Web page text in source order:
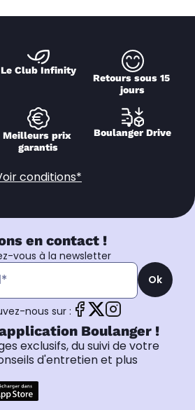
Le Club Infinity
Retours sous 15
jours
Meilleurs prix
garantis
Boulanger Drive
conditions*
en contact !
vous à la newsletter
Ok
nous sur :
Boulanger !
exclusifs, du suivi de votre
d'entretien et plus